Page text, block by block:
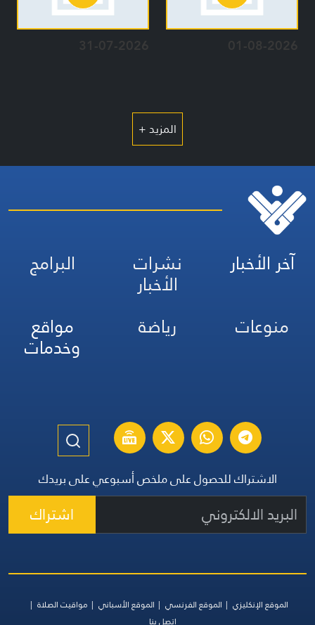
01-08-2026
31-07-2026
المزيد +
آخر الأخبار نشرات
الأخبار
البرامج
منوعات
رياضة مواقع
وخدمات
الاشتراك للحصول على ملخص أسبوعي على بريدك
اشتراك
الموقع الإنكليزي الموقع الفرنسي الموقع الأسباني
مواقيت الصلاة
اتصل بنا